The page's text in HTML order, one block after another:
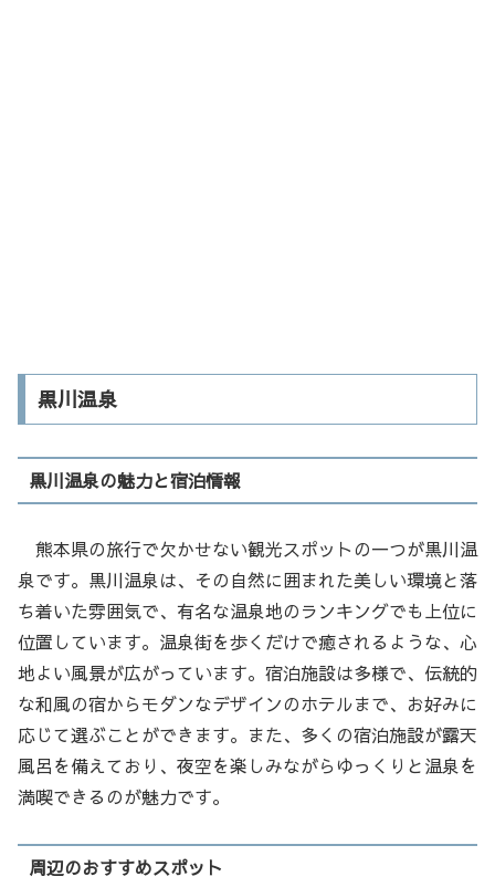
黒川温泉
黒川温泉の魅力と宿泊情報
熊本県の旅行で欠かせない観光スポットの一つが黒川温
泉です。黒川温泉は、その自然に囲まれた美しい環境と落
ち着いた雰囲気で、有名な温泉地のランキングでも上位に
位置しています。温泉街を歩くだけで癒されるような、心
地よい風景が広がっています。宿泊施設は多様で、伝統的
な和風の宿からモダンなデザインのホテルまで、お好みに
応じて選ぶことができます。また、多くの宿泊施設が露天
風呂を備えており、夜空を楽しみながらゆっくりと温泉を
満喫できるのが魅力です。
周辺のおすすめスポット